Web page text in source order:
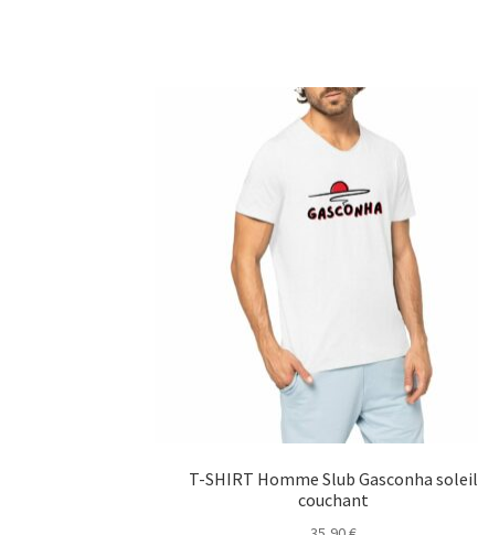
T-SHIRT Homme Slub Gasconha soleil
couchant